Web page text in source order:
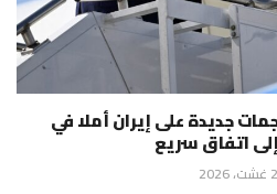
جديدة على إيران أملا في
اتفاق سريع
2 غشت، 2026